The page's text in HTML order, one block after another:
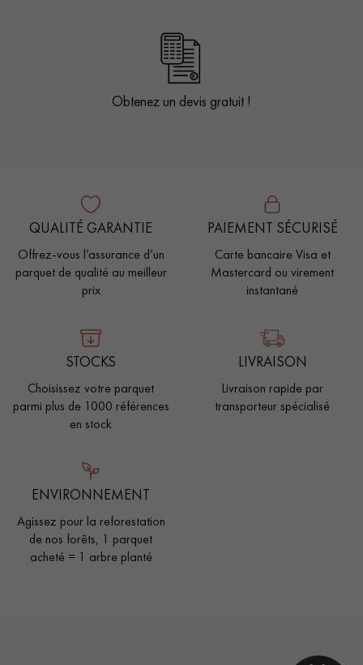
Obtenez un devis gratuit !
QUALITÉ GARANTIE
Offrez-vous l’assurance d’un
parquet de qualité au meilleur
prix
PAIEMENT SÉCURISÉ
Carte bancaire Visa et
Mastercard ou virement
instantané
STOCKS
Choisissez votre parquet
parmi plus de 1000 références
en stock
LIVRAISON
Livraison rapide par
transporteur spécialisé
ENVIRONNEMENT
Agissez pour la reforestation
de nos forêts, 1 parquet
acheté = 1 arbre planté